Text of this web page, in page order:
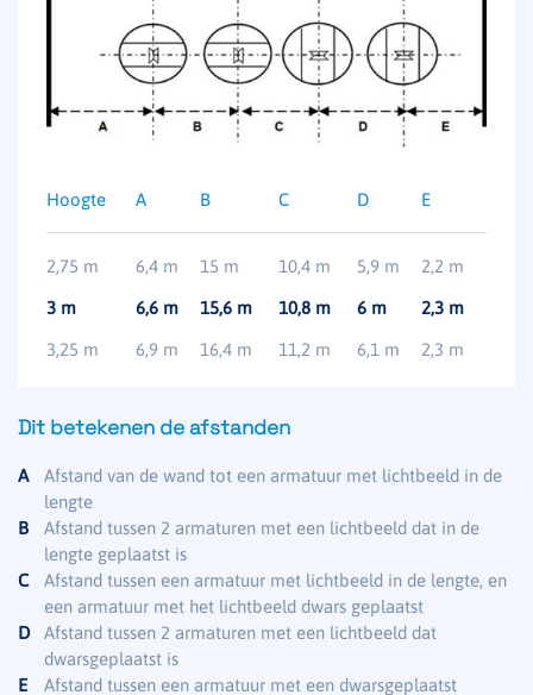
Hoogte A B C D E
2,75 m 6,4 m 15 m 10,4 m 5,9 m 2,2 m
3 m 6,6 m 15,6 m 10,8 m 6 m 2,3 m
3,25 m 6,9 m 16,4 m 11,2 m 6,1 m 2,3 m
Dit betekenen de afstanden
A
Afstand van de wand tot een armatuur met lichtbeeld in de
lengte
B
Afstand tussen 2 armaturen met een lichtbeeld dat in de
lengte geplaatst is
C
Afstand tussen een armatuur met lichtbeeld in de lengte, en
een armatuur met het lichtbeeld dwars geplaatst
D
Afstand tussen 2 armaturen met een lichtbeeld dat
dwarsgeplaatst is
E
Afstand tussen een armatuur met een dwarsgeplaatst